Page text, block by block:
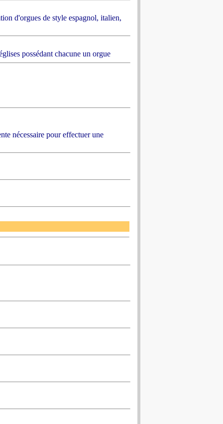
d'orgues de style espagnol, italien,
possédant chacune un orgue
nécessaire pour effectuer une